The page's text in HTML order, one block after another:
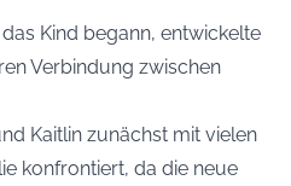
Kind begann, entwickelte
Verbindung zwischen
Kaitlin zunächst mit vielen
konfrontiert, da die neue